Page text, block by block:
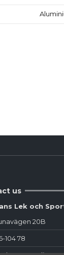
us
Lek och
20B
104 78